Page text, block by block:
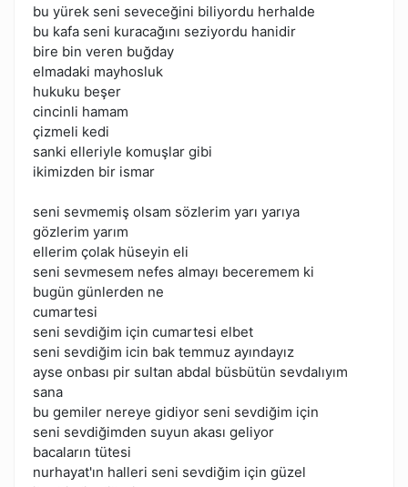
bu yürek seni seveceğini biliyordu herhalde
bu kafa seni kuracağını seziyordu hanidir
bire bin veren buğday
elmadaki mayhosluk
hukuku beşer
cincinli hamam
çizmeli kedi
sanki elleriyle komuşlar gibi
ikimizden bir ismar
seni sevmemiş olsam sözlerim yarı yarıya
gözlerim yarım
ellerim çolak hüseyin eli
seni sevmesem nefes almayı beceremem ki
bugün günlerden ne
cumartesi
seni sevdiğim için cumartesi elbet
seni sevdiğim icin bak temmuz ayındayız
ayse onbası pir sultan abdal büsbütün sevdalıyım
sana
bu gemiler nereye gidiyor seni sevdiğim için
seni sevdiğimden suyun akası geliyor
bacaların tütesi
nurhayat'ın halleri seni sevdiğim için güzel